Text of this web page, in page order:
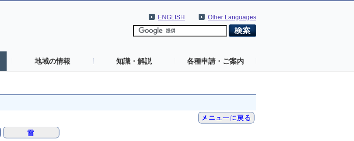
Other Languages
ENGLISH
地域の情報 知識・解説 各種申請・ご案内